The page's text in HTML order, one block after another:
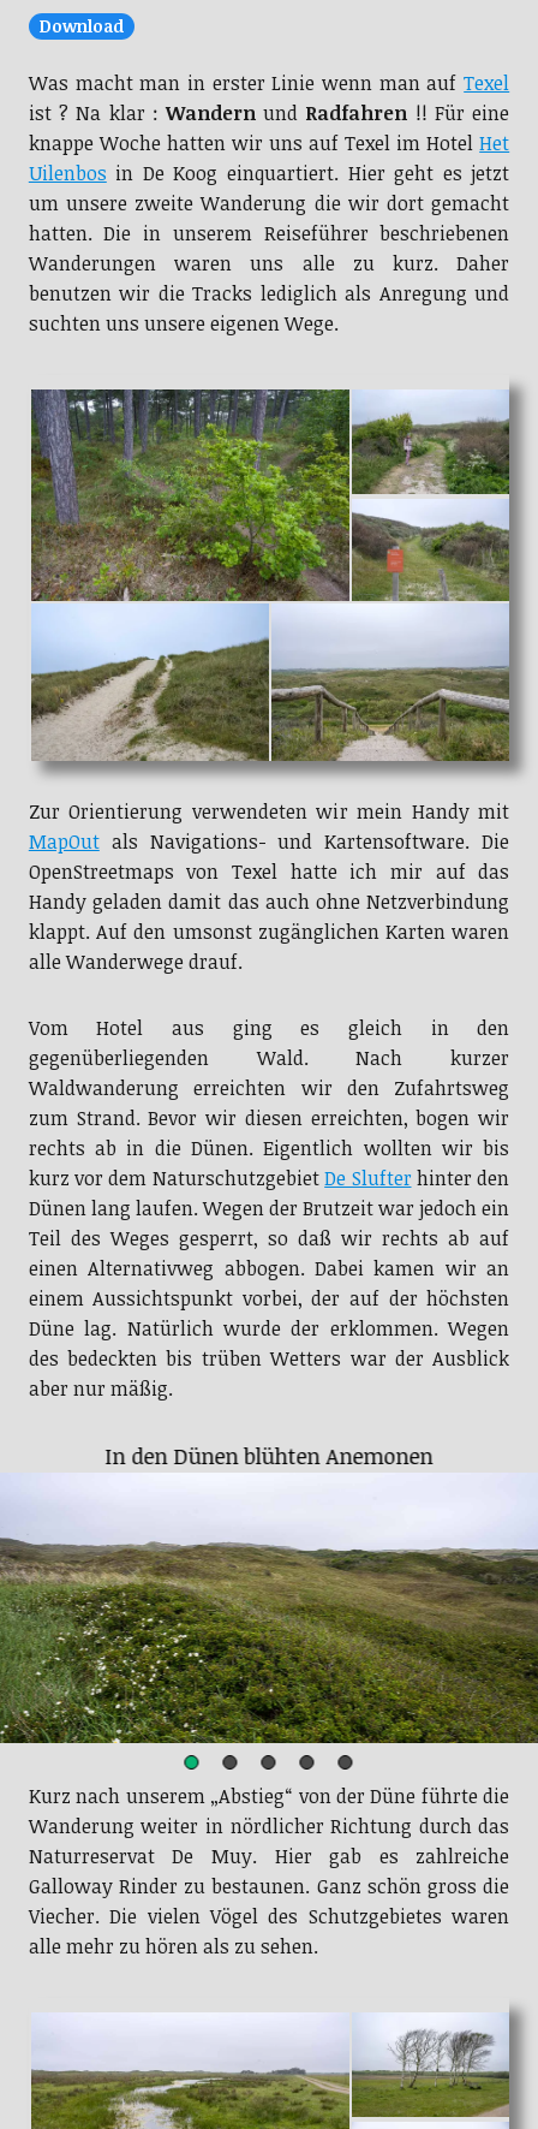
Download
Was macht man in erster Linie wenn man aufTexel
ist ? Na klar :Wandern und Radfahren !! Für eine
knappe Woche hatten wir uns auf Texel im HotelHet
Uilenbos in De Koog einquartiert. Hier geht es jetzt
um unsere zweite Wanderung die wir dort gemacht
hatten. Die in unserem Reiseführer beschriebenen
Wanderungen waren uns alle zu kurz. Daher
benutzen wir die Tracks lediglich als Anregung und
suchten uns unsere eigenen Wege.
Zur Orientierung verwendeten wir mein Handy mit
MapOutals Navigations- und Kartensoftware. Die
OpenStreetmaps von Texel hatte ich mir auf das
Handy geladen damit das auch ohne Netzverbindung
klappt. Auf den umsonst zugänglichen Karten waren
alle Wanderwege drauf.
Vom Hotel aus ging es gleich in den
gegenüberliegenden Wald. Nach kurzer
Waldwanderung erreichten wir den Zufahrtsweg
zum Strand. Bevor wir diesen erreichten, bogen wir
rechts ab in die Dünen. Eigentlich wollten wir bis
kurz vor dem NaturschutzgebietDe Slufter hinter den
Dünen lang laufen. Wegen der Brutzeit war jedoch ein
Teil des Weges gesperrt, so daß wir rechts ab auf
einen Alternativweg abbogen. Dabei kamen wir an
einem Aussichtspunkt vorbei, der auf der höchsten
Düne lag. Natürlich wurde der erklommen. Wegen
des bedeckten bis trüben Wetters war der Ausblick
aber nur mäßig.
In den Dünen blühten Anemonen
Kurz nach unserem „Abstieg“ von der Düne führte die
Wanderung weiter in nördlicher Richtung durch das
Naturreservat De Muy. Hier gab es zahlreiche
Galloway Rinder zu bestaunen. Ganz schön gross die
Viecher. Die vielen Vögel des Schutzgebietes waren
alle mehr zu hören als zu sehen.